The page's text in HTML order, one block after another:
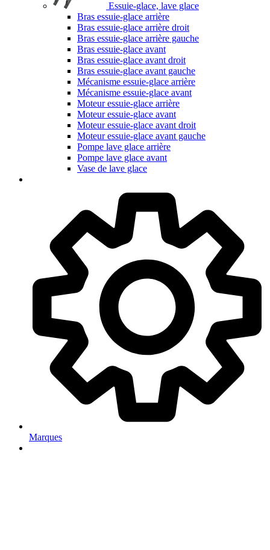
Essuie-glace, lave glace
Bras essuie-glace arrière
Bras essuie-glace arrière droit
Bras essuie-glace arrière gauche
Bras essuie-glace avant
Bras essuie-glace avant droit
Bras essuie-glace avant gauche
Mécanisme essuie-glace arrière
Mécanisme essuie-glace avant
Moteur essuie-glace arrière
Moteur essuie-glace avant
Moteur essuie-glace avant droit
Moteur essuie-glace avant gauche
Pompe lave glace arrière
Pompe lave glace avant
Vase de lave glace
Marques